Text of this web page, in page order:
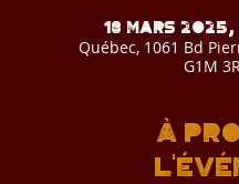
18 mars 2025,
Québec, 1061 Bd
G1M
À